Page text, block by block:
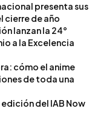
presenta sus
cierre de año
lanzan la 24°
a la Excelencia
cómo el anime
de toda una
del IAB Now